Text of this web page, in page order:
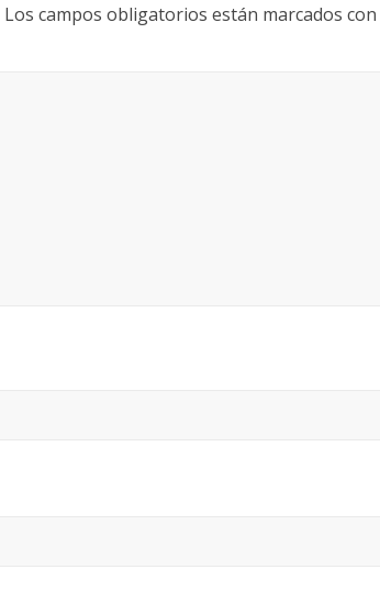
Los campos obligatorios están marcados con